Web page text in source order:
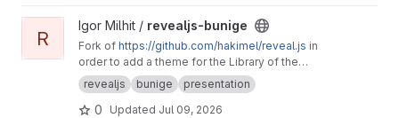
View revealjs-bunige project
R
Igor Milhit / revealjs-bunige
Fork of https://github.com/hakimel/reveal.js in
order to add a theme for the Library of the
University of Geneva (bunige branch, see the
README, last section).
revealjs bunige presentation
0 Updated Jul 09, 2026